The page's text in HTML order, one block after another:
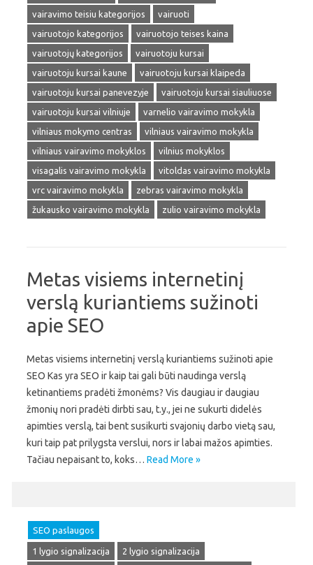
vairavimo teisiu kategorijos
vairuoti
vairuotojo kategorijos
vairuotojo teises kaina
vairuotojų kategorijos
vairuotoju kursai
vairuotoju kursai kaune
vairuotoju kursai klaipeda
vairuotoju kursai panevezyje
vairuotoju kursai siauliuose
vairuotoju kursai vilniuje
varnelio vairavimo mokykla
vilniaus mokymo centras
vilniaus vairavimo mokykla
vilniaus vairavimo mokyklos
vilnius mokyklos
visagalis vairavimo mokykla
vitoldas vairavimo mokykla
vrc vairavimo mokykla
zebras vairavimo mokykla
žukausko vairavimo mokykla
zulio vairavimo mokykla
Metas visiems internetinį
verslą kuriantiems sužinoti
apie SEO
Metas visiems internetinį verslą kuriantiems sužinoti apie
SEO Kas yra SEO ir kaip tai gali būti naudinga verslą
ketinantiems pradėti žmonėms? Vis daugiau ir daugiau
žmonių nori pradėti dirbti sau, t.y., jei ne sukurti didelės
apimties verslą, tai bent susikurti svajonių darbo vietą sau,
kuri taip pat prilygsta verslui, nors ir labai mažos apimties.
Tačiau nepaisant to, koks… Read More »
SEO paslaugos
1 lygio signalizacija
2 lygio signalizacija